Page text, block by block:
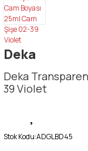
Deka
Deka
39 Violet
Stok Kodu:ADGLBD45